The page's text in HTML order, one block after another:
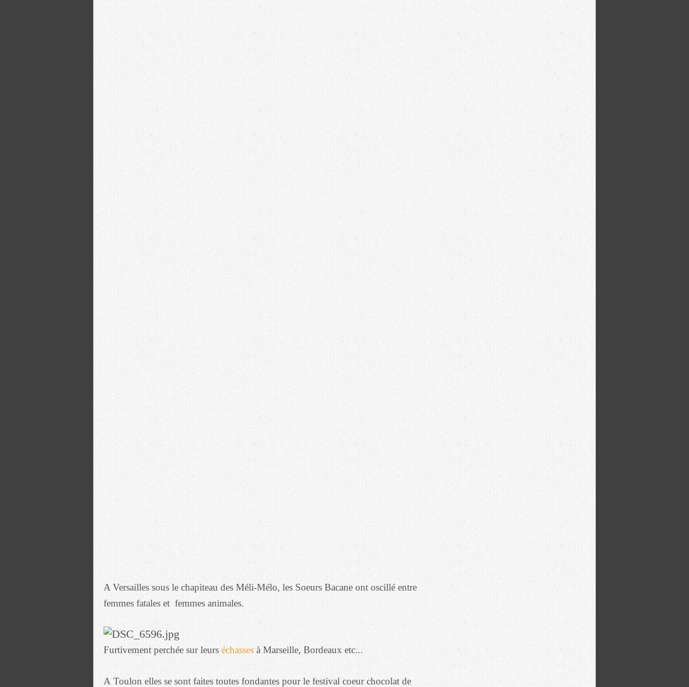
A Versailles sous le chapiteau des Méli-Mélo, les Soeurs Bacane ont oscillé entre
femmes fatales et femmes animales.
Furtivement perchée sur leurs échassesà Marseille, Bordeaux etc...
A Toulon elles se sont faites toutes fondantes pour le festival coeur chocolat de